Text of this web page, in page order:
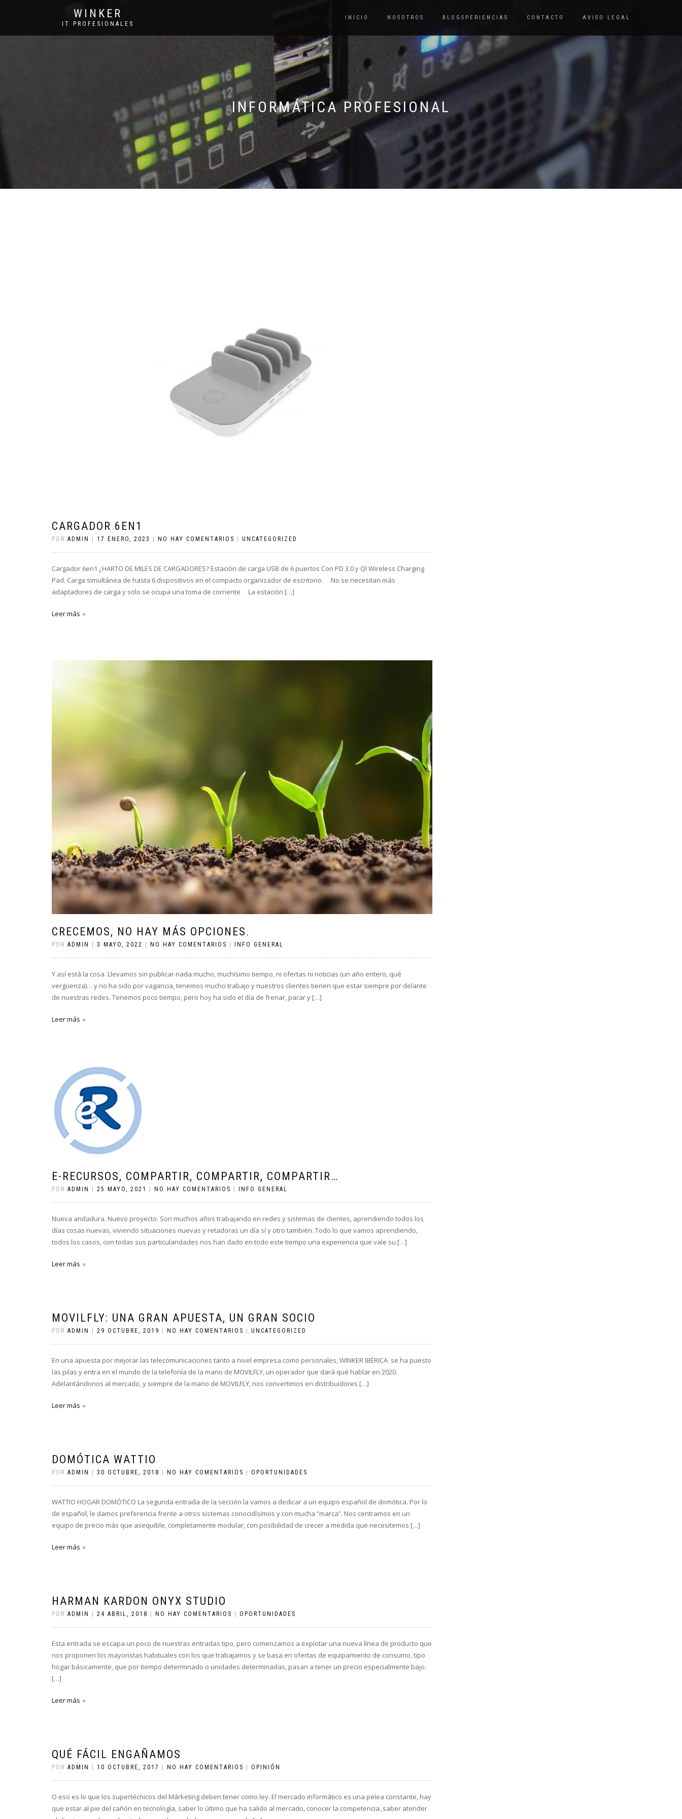
WINKER
IT PROFESIONALES
INICIO NOSOTROS BLOGSPERIENCIAS CONTACTO AVISO LEGAL
INFORMÁTICA PROFESIONAL
CARGADOR 6EN1
POR ADMIN 17 ENERO, 2023 NO HAY COMENTARIOS UNCATEGORIZED
Cargador 6en1 ¿HARTO DE MILES DE CARGADORES? Estación de carga USB de 6 puertos Con PD 3.0 y QI Wireless Charging
Pad. Carga simultánea de hasta 6 dispositivos en el compacto organizador de escritorio. No se necesitan más
adaptadores de carga y solo se ocupa una toma de corriente La estación […]
Leer más
CRECEMOS, NO HAY MÁS OPCIONES.
POR ADMIN 3 MAYO, 2022 NO HAY COMENTARIOS INFO GENERAL
Y así está la cosa. Llevamos sin publicar nada mucho, muchísimo tiempo, ni ofertas ni noticias (un año entero, qué
vergüenza)… y no ha sido por vagancia, tenemos mucho trabajo y nuestros clientes tienen que estar siempre por delante
de nuestras redes. Tenemos poco tiempo, pero hoy ha sido el día de frenar, parar y […]
Leer más
E-RECURSOS, COMPARTIR, COMPARTIR, COMPARTIR…
POR ADMIN 25 MAYO, 2021 NO HAY COMENTARIOS INFO GENERAL
Nueva andadura. Nuevo proyecto. Son muchos años trabajando en redes y sistemas de clientes, aprendiendo todos los
días cosas nuevas, viviendo situaciones nuevas y retadoras un día sí y otro también. Todo lo que vamos aprendiendo,
todos los casos, con todas sus particularidades nos han dado en todo este tiempo una experiencia que vale su […]
Leer más
MOVILFLY: UNA GRAN APUESTA, UN GRAN SOCIO
POR ADMIN 29 OCTUBRE, 2019 NO HAY COMENTARIOS UNCATEGORIZED
En una apuesta por mejorar las telecomunicaciones tanto a nivel empresa como personales, WINKER IBÉRICA se ha puesto
las pilas y entra en el mundo de la telefonía de la mano de MOVILFLY, un operador que dará qué hablar en 2020.
Adelantándonos al mercado, y siempre de la mano de MOVILFLY, nos convertimos en distribuidores […]
Leer más
DOMÓTICA WATTIO
POR ADMIN 30 OCTUBRE, 2018 NO HAY COMENTARIOS OPORTUNIDADES
WATTIO HOGAR DOMÓTICO La segunda entrada de la sección la vamos a dedicar a un equipo español de domótica. Por lo
de español, le damos preferencia frente a otros sistemas conocidísimos y con mucha “marca”. Nos centramos en un
equipo de precio más que asequible, completamente modular, con posibilidad de crecer a medida que necesitemos […]
Leer más
HARMAN KARDON ONYX STUDIO
POR ADMIN 24 ABRIL, 2018 NO HAY COMENTARIOS OPORTUNIDADES
Esta entrada se escapa un poco de nuestras entradas tipo, pero comenzamos a explotar una nueva línea de producto que
nos proponen los mayoristas habituales con los que trabajamos y se basa en ofertas de equipamiento de consumo, tipo
hogar básicamente, que por tiempo determinado o unidades determinadas, pasan a tener un precio especialmente bajo.
[…]
Leer más
QUÉ FÁCIL ENGAÑAMOS
POR ADMIN 10 OCTUBRE, 2017 NO HAY COMENTARIOS OPINIÓN
O eso es lo que los supertécnicos del Márketing deben tener como ley. El mercado informático es una pelea constante, hay
que estar al pie del cañón en tecnología, saber lo último que ha salido al mercado, conocer la competencia, saber atender